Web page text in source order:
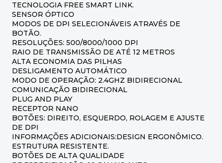
TECNOLOGIA FREE SMART LINK.
SENSOR ÓPTICO
MODOS DE DPI SELECIONÁVEIS ATRAVÉS DE
BOTÃO.
RESOLUÇÕES: 500/8000/1000 DPI
RAIO DE TRANSMISSÃO DE ATÉ 12 METROS
ALTA ECONOMIA DAS PILHAS
DESLIGAMENTO AUTOMÁTICO
MODO DE OPERAÇÃO: 2.4GHZ BIDIRECIONAL
COMUNICAÇÃO BIDIRECIONAL
PLUG AND PLAY
RECEPTOR NANO
BOTÕES: DIREITO, ESQUERDO, ROLAGEM E AJUSTE
DE DPI
INFORMAÇÕES ADICIONAIS:DESIGN ERGONÔMICO.
ESTRUTURA RESISTENTE.
BOTÕES DE ALTA QUALIDADE